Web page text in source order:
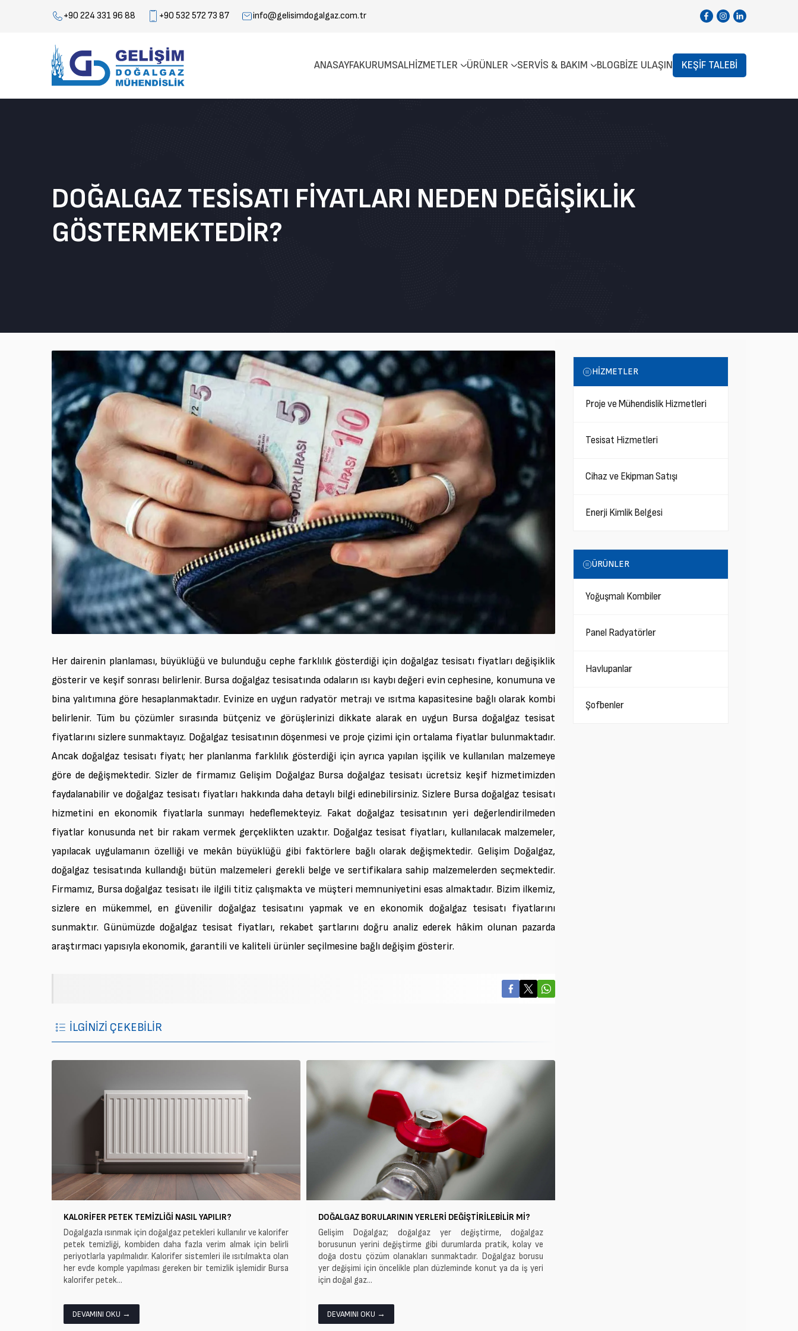
+90 224 331 96 88 +90 532 572 73 87 info@gelisimdogalgaz.com.tr
ANASAYFAKURUMSALHIZMETLER ÜRÜNLER SERVIS & BAKIM BLOGBIZE ULAŞIN KEŞIF TALEBI
DOĞALGAZ TESISATI FIYATLARI NEDEN DEĞIŞIKLIK
GÖSTERMEKTEDIR?
Her dairenin planlaması, büyüklüğü ve bulunduğu cephe farklılık gösterdiği için doğalgaz tesisatı fiyatları değişiklik
gösterir ve keşif sonrası belirlenir. Bursa doğalgaz tesisatında odaların ısı kaybı değeri evin cephesine, konumuna ve
bina yalıtımına göre hesaplanmaktadır. Evinize en uygun radyatör metrajı ve ısıtma kapasitesine bağlı olarak kombi
belirlenir. Tüm bu çözümler sırasında bütçeniz ve görüşlerinizi dikkate alarak en uygun Bursa doğalgaz tesisat
fiyatlarını sizlere sunmaktayız. Doğalgaz tesisatının döşenmesi ve proje çizimi için ortalama fiyatlar bulunmaktadır.
Ancak doğalgaz tesisatı fiyatı; her planlanma farklılık gösterdiği için ayrıca yapılan işçilik ve kullanılan malzemeye
göre de değişmektedir. Sizler de firmamız Gelişim Doğalgaz Bursa doğalgaz tesisatı ücretsiz keşif hizmetimizden
faydalanabilir ve doğalgaz tesisatı fiyatları hakkında daha detaylı bilgi edinebilirsiniz. Sizlere Bursa doğalgaz tesisatı
hizmetini en ekonomik fiyatlarla sunmayı hedeflemekteyiz. Fakat doğalgaz tesisatının yeri değerlendirilmeden
fiyatlar konusunda net bir rakam vermek gerçeklikten uzaktır. Doğalgaz tesisat fiyatları, kullanılacak malzemeler,
yapılacak uygulamanın özelliği ve mekân büyüklüğü gibi faktörlere bağlı olarak değişmektedir. Gelişim Doğalgaz,
doğalgaz tesisatında kullandığı bütün malzemeleri gerekli belge ve sertifikalara sahip malzemelerden seçmektedir.
Firmamız, Bursa doğalgaz tesisatı ile ilgili titiz çalışmakta ve müşteri memnuniyetini esas almaktadır. Bizim ilkemiz,
sizlere en mükemmel, en güvenilir doğalgaz tesisatını yapmak ve en ekonomik doğalgaz tesisatı fiyatlarını
sunmaktır. Günümüzde doğalgaz tesisat fiyatları, rekabet şartlarını doğru analiz ederek hâkim olunan pazarda
araştırmacı yapısıyla ekonomik, garantili ve kaliteli ürünler seçilmesine bağlı değişim gösterir.
İLGİNİZİ ÇEKEBİLİR
KALORIFER PETEK TEMIZLIĞI NASIL YAPILIR?
Doğalgazla ısınmak için doğalgaz petekleri kullanılır ve kalorifer
petek temizliği, kombiden daha fazla verim almak için belirli
periyotlarla yapılmalıdır. Kalorifer sistemleri ile ısıtılmakta olan
her evde komple yapılması gereken bir temizlik işlemidir Bursa
kalorifer petek...
DEVAMINI OKU →
DOĞALGAZ BORULARININ YERLERI DEĞIŞTIRILEBILIR MI?
Gelişim Doğalgaz; doğalgaz yer değiştirme, doğalgaz
borusunun yerini değiştirme gibi durumlarda pratik, kolay ve
doğa dostu çözüm olanakları sunmaktadır. Doğalgaz borusu
yer değişimi için öncelikle plan düzleminde konut ya da iş yeri
için doğal gaz...
DEVAMINI OKU →
HİZMETLER
Proje ve Mühendislik Hizmetleri
Tesisat Hizmetleri
Cihaz ve Ekipman Satışı
Enerji Kimlik Belgesi
ÜRÜNLER
Yoğuşmalı Kombiler
Panel Radyatörler
Havlupanlar
Şofbenler